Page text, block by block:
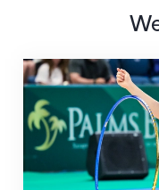
Nächster Halt: